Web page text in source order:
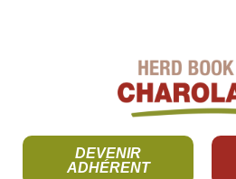
DEVENIR
ADHÉRENT